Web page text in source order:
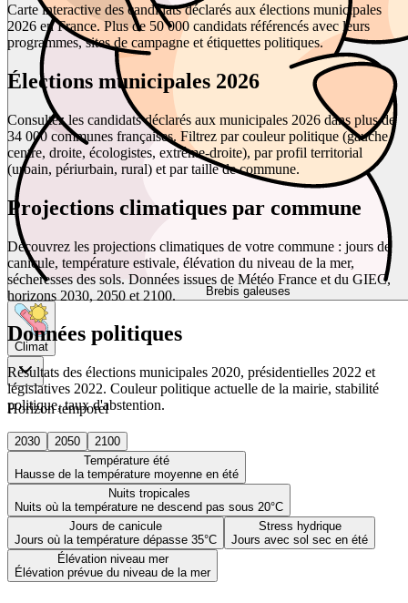
Brebis galeuses
Climat
Horizon temporel
2030 2050
2100
Température été
Hausse de la température moyenne en été
Nuits tropicales
Nuits où la température ne descend pas sous 20°C
Jours de canicule
Jours où la température dépasse 35°C
Stress hydrique
Jours avec sol sec en été
Élévation niveau mer
Élévation prévue du niveau de la mer
Carte interactive des candidats déclarés aux élections municipales
2026 en France. Plus de 50 000 candidats référencés avec leurs
programmes, sites de campagne et étiquettes politiques.
Élections municipales 2026
Consultez les candidats déclarés aux municipales 2026 dans plus de
34 000 communes françaises. Filtrez par couleur politique (gauche,
centre, droite, écologistes, extrême-droite), par profil territorial
(urbain, périurbain, rural) et par taille de commune.
Projections climatiques par commune
Découvrez les projections climatiques de votre commune : jours de
canicule, température estivale, élévation du niveau de la mer,
sécheresses des sols. Données issues de Météo France et du GIEC,
horizons 2030, 2050 et 2100.
Données politiques
Résultats des élections municipales 2020, présidentielles 2022 et
législatives 2022. Couleur politique actuelle de la mairie, stabilité
politique, taux d'abstention.